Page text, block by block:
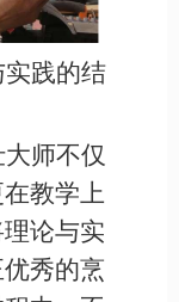
践的结
师不仅
教学上
论与实
秀的烹